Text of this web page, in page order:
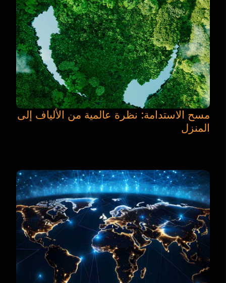
مسح الاستدامة: نظرة عالمية من الألياف إلى
المنزل